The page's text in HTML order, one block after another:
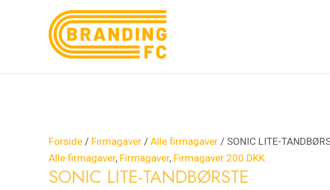
Forside / Firmagaver / Alle firmagaver / SONIC LITE-
Alle firmagaver, Firmagaver, Firmagaver 200 DKK
SONIC LITE-TANDBØRSTE
SONIC
LITE-
TANDBØRSTE
antal
Den
oprindelige
pris
var:
Den
aktuelle
pris
er:
Den
oprindelige
pris
var:
Den
aktuelle
pris
er: